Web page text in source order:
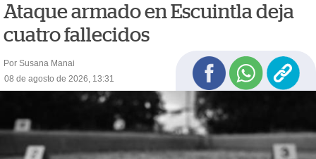
Ataque armado en Escuintla deja
cuatro fallecidos
Por Susana Manai
08 de agosto de 2026, 13:31